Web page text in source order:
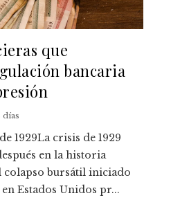
que
bancaria
días
1929La crisis de 1929
en la historia
colapso bursátil iniciado
Estados Unidos pr...